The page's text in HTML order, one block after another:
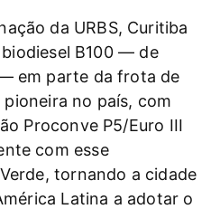
da URBS, Curitiba
B100 — de
em parte da frota de
no país, com
Proconve P5/Euro III
com esse
tornando a cidade
Latina a adotar o